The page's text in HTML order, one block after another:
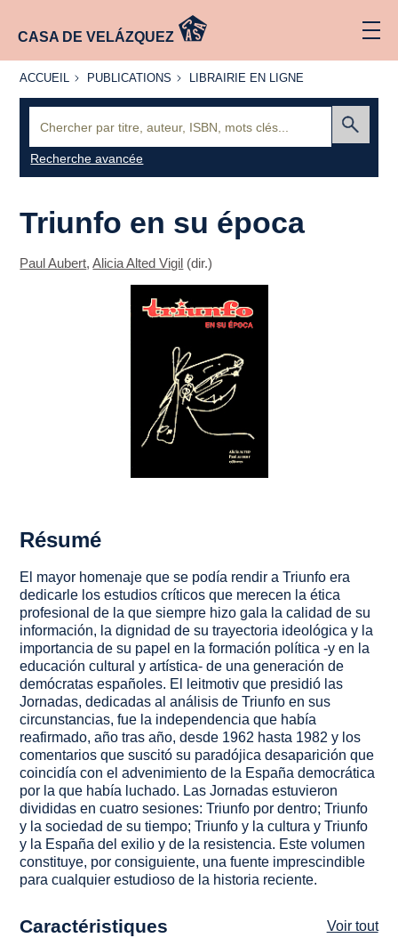
CASA DE VELÁZQUEZ
ACCUEIL
ACCUEIL PUBLICATIONS
PUBLICATIONS
LIBRAIRIE
LIBRAIRIE EN LIGNE
Recherche avancée
Triunfo en su época
Paul Aubert,Alicia Alted Vigil (dir.)
Résumé
El mayor homenaje que se podía rendir a Triunfo era
dedicarle los estudios críticos que merecen la ética
profesional de la que siempre hizo gala la calidad de su
información, la dignidad de su trayectoria ideológica y la
importancia de su papel en la formación política -y en la
educación cultural y artística- de una generación de
demócratas españoles. El leitmotiv que presidió las
Jornadas, dedicadas al análisis de Triunfo en sus
circunstancias, fue la independencia que había
reafirmado, año tras año, desde 1962 hasta 1982 y los
comentarios que suscitó su paradójica desaparición que
coincidía con el advenimiento de la España democrática
por la que había luchado. Las Jornadas estuvieron
divididas en cuatro sesiones: Triunfo por dentro; Triunfo
y la sociedad de su tiempo; Triunfo y la cultura y Triunfo
y la España del exilio y de la resistencia. Este volumen
constituye, por consiguiente, una fuente imprescindible
para cualquier estudioso de la historia reciente.
Caractéristiques Voir tout